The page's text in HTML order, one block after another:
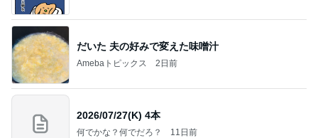
だいた 夫の好みで変えた味噌汁
Amebaトピックス 2日前
2026/07/27(K) 4本
何でかな？何でだろ？ 11日前